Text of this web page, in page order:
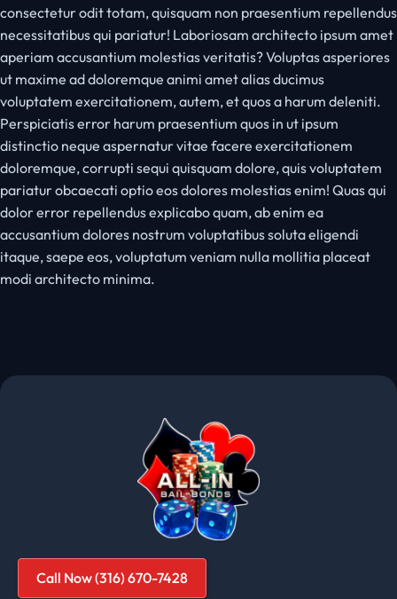
consectetur odit totam, quisquam non praesentium repellendus
necessitatibus qui pariatur! Laboriosam architecto ipsum amet
aperiam accusantium molestias veritatis? Voluptas asperiores
ut maxime ad doloremque animi amet alias ducimus
voluptatem exercitationem, autem, et quos a harum deleniti.
Perspiciatis error harum praesentium quos in ut ipsum
distinctio neque aspernatur vitae facere exercitationem
doloremque, corrupti sequi quisquam dolore, quis voluptatem
pariatur obcaecati optio eos dolores molestias enim! Quas qui
dolor error repellendus explicabo quam, ab enim ea
accusantium dolores nostrum voluptatibus soluta eligendi
itaque, saepe eos, voluptatum veniam nulla mollitia placeat
modi architecto minima.
Call Now (316) 670-7428